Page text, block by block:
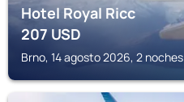
Hotel Royal Ricc
207USD
Brno, 14 agosto 2026, 2 noches